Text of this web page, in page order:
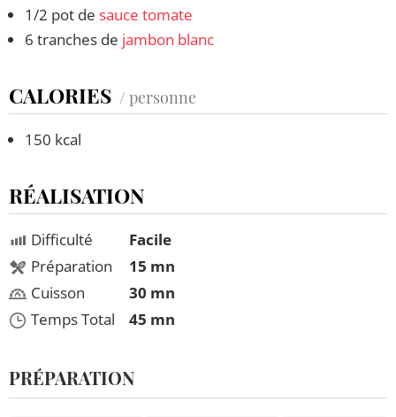
1/2 pot de sauce tomate
6 tranches de jambon blanc
CALORIES / personne
150 kcal
RÉALISATION
Difficulté
Préparation
Cuisson
Temps Total
Facile
15 mn
30 mn
45 mn
PRÉPARATION